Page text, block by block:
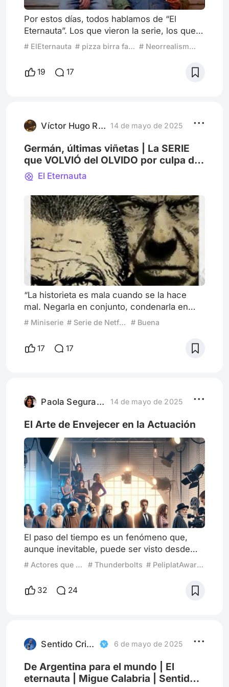
Por estos días, todos hablamos de “El
Eternauta”. Los que vieron la serie, los que
no la vieron; los que leyeron la historieta
dibujada por Francisco Solano López -que
se publicó por primera vez en 1957-, y los
que en los oscu
# ElEternauta # pizza birra faso # Neorrealismo Italiano
19 17
Víctor Hugo Rotaheche 14 de mayo de 2025
Germán, últimas viñetas | La SERIE
que VOLVIÓ del OLVIDO por culpa de
NETFLIX
El Eternauta
“La historieta es mala cuando se la hace
mal. Negarla en conjunto, condenarla en
globo, es tan irracional como negar el cine
condenar la literatura porque hay libros
malos.” Héctor Germán Oesterheld Con el
Oesterheld? Y la respuesta es sí. E
# Miniserie # Serie de Netflix # Buena
17 17
Paola Segura Benzan 14 de mayo de 2025
El Arte de Envejecer en la Actuación
El paso del tiempo es un fenómeno que,
aunque inevitable, puede ser visto desde
múltiples perspectivas, especialmente en el
se asocia la juventud con la belleza y la
frescura, pero hay un grupo de actores que
contexto, exploraremos cómo y p
# Actores que mejoran con la edad # Thunderbolts # PeliplatAwards2025
32 24
Sentido Critico 6 de mayo de 2025
De Argentina para el mundo | El
eternauta | Migue Calabria | Sentido